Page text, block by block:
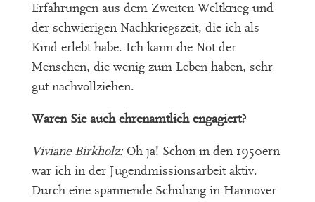
Erfahrungen aus dem Zweiten Weltkrieg und
der schwierigen Nachkriegszeit, die ich als
Kind erlebt habe. Ich kann die Not der
Menschen, die wenig zum Leben haben, sehr
gut nachvollziehen.
Waren Sie auch ehrenamtlich engagiert?
Viviane Birkholz: Oh ja! Schon in den 1950ern
war ich in der Jugendmissionsarbeit aktiv.
Durch eine spannende Schulung in Hannover